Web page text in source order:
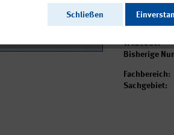
Webcode:
Bisherige
Fachbereich:
Sachgebiet:
Schließen